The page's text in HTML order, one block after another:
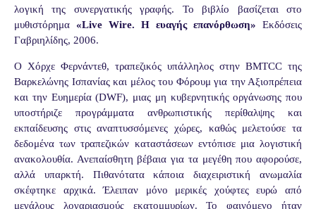
λογική της συνεργατικής γραφής. Το βιβλίο βασίζεται στο
μυθιστόρημα «Live Wire. Η ευαγής επανόρθωση» Εκδόσεις
Γαβριηλίδης, 2006.
Ο Χόρχε Φερνάντεθ, τραπεζικός υπάλληλος στην BMTCC της
Βαρκελώνης Ισπανίας και μέλος του Φόρουμ για την Αξιοπρέπεια
και την Ευημερία (DWF), μιας μη κυβερνητικής οργάνωσης που
υποστήριζε προγράμματα ανθρωπιστικής περίθαλψης και
εκπαίδευσης στις αναπτυσσόμενες χώρες, καθώς μελετούσε τα
δεδομένα των τραπεζικών καταστάσεων εντόπισε μια λογιστική
ανακολουθία. Ανεπαίσθητη βέβαια για τα μεγέθη που αφορούσε,
αλλά υπαρκτή. Πιθανότατα κάποια διαχειριστική ανωμαλία
σκέφτηκε αρχικά. Έλειπαν μόνο μερικές χούφτες ευρώ από
μεγάλους λογαριασμούς εκατομμυρίων. Το φαινόμενο ήταν